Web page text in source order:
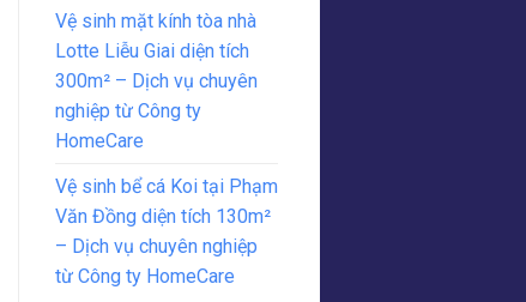
Vệ sinh mặt kính tòa nhà
Lotte Liễu Giai diện tích
300m² – Dịch vụ chuyên
nghiệp từ Công ty
HomeCare
Vệ sinh bể cá Koi tại Phạm
Văn Đồng diện tích 130m²
– Dịch vụ chuyên nghiệp
từ Công ty HomeCare